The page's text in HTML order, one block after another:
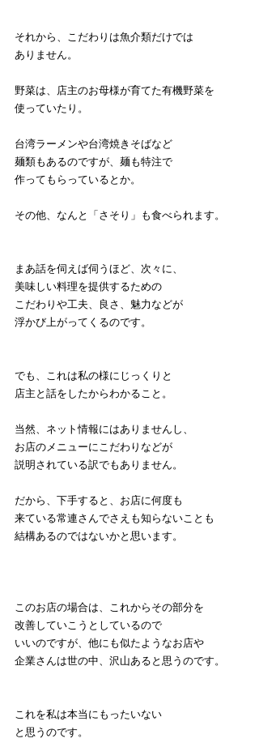
それから、こだわりは魚介類だけでは
ありません。
野菜は、店主のお母様が育てた有機野菜を
使っていたり。
台湾ラーメンや台湾焼きそばなど
麺類もあるのですが、麺も特注で
作ってもらっているとか。
その他、なんと「さそり」も食べられます。
まあ話を伺えば伺うほど、次々に、
美味しい料理を提供するための
こだわりや工夫、良さ、魅力などが
浮かび上がってくるのです。
でも、これは私の様にじっくりと
店主と話をしたからわかること。
当然、ネット情報にはありませんし、
お店のメニューにこだわりなどが
説明されている訳でもありません。
だから、下手すると、お店に何度も
来ている常連さんでさえも知らないことも
結構あるのではないかと思います。
このお店の場合は、これからその部分を
改善していこうとしているので
いいのですが、他にも似たようなお店や
企業さんは世の中、沢山あると思うのです。
これを私は本当にもったいない
と思うのです。